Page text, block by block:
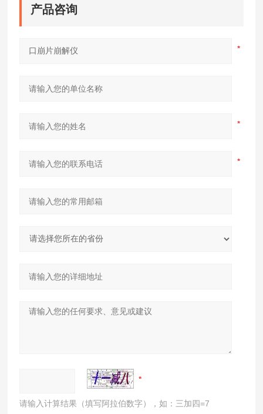
产品咨询
请输入计算结果（填写阿拉伯数字），如：三加四=7